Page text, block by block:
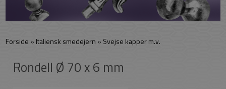
Forside » Italiensk smedejern » Svejse kapper m.v.
Rondell Ø 70 x 6 mm